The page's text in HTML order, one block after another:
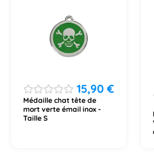
15,90 €
Médaille chat tête de
mort verte émail inox -
Taille S